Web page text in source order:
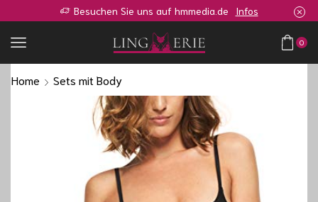
Sie sind auf der Suche nach so einen oder ähnlichen Shop? Zur Anfrage
0
Home Sets mit Body